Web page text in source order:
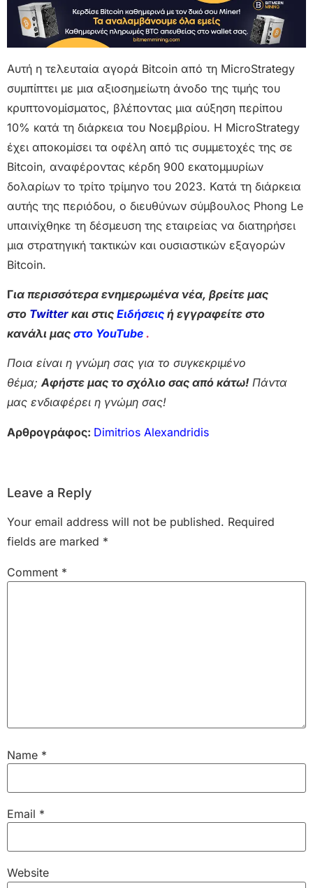
Αυτή η τελευταία αγορά Bitcoin από τη MicroStrategy
συμπίπτει με μια αξιοσημείωτη άνοδο της τιμής του
κρυπτονομίσματος, βλέποντας μια αύξηση περίπου
10% κατά τη διάρκεια του Νοεμβρίου. Η MicroStrategy
έχει αποκομίσει τα οφέλη από τις συμμετοχές της σε
Bitcoin, αναφέροντας κέρδη 900 εκατομμυρίων
δολαρίων το τρίτο τρίμηνο του 2023. Κατά τη διάρκεια
αυτής της περιόδου, ο διευθύνων σύμβουλος Phong Le
υπαινίχθηκε τη δέσμευση της εταιρείας να διατηρήσει
μια στρατηγική τακτικών και ουσιαστικών εξαγορών
Bitcoin.
Για περισσότερα ενημερωμένα νέα, βρείτε μας
στο Twitter και στις Ειδήσεις ή εγγραφείτε στο
κανάλι μας στο YouTube .
Ποια είναι η γνώμη σας για το συγκεκριμένο
θέμα;Αφήστε μας το σχόλιο σας από κάτω! Πάντα
μας ενδιαφέρει η γνώμη σας!
Αρθρογράφος: Dimitrios Alexandridis
Leave a Reply
Your email address will not be published. Required
fields are marked *
Comment *
Name *
Email *
Website